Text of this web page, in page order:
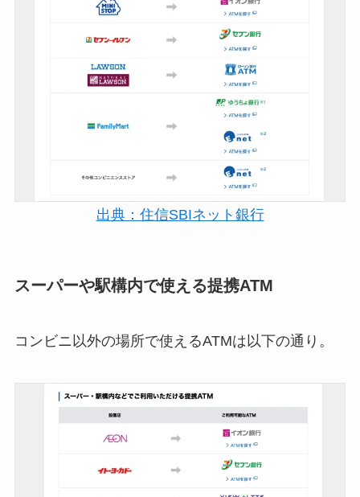
出典：住信SBIネット銀行
スーパーや駅構内で使える提携ATM
コンビニ以外の場所で使えるATMは以下の通り。